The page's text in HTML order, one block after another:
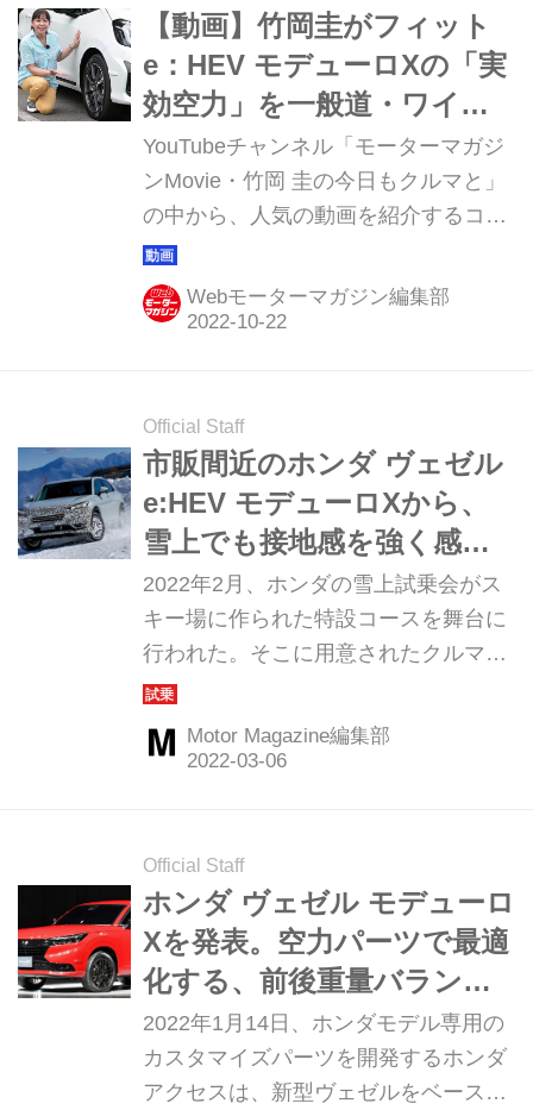
【動画】竹岡圭がフィット
e：HEV モデューロXの「実
効空力」を一般道・ワイン
ディング・高速道路でレポ
ート（2021年9月公開）
YouTubeチャンネル「モーターマガジ
ンMovie・竹岡 圭の今日もクルマと」
の中から、人気の動画を紹介するコー
ナーです。今回は、ホンダ フィットを
ベースにしたコンプリートカー「フィ
ット e：HEV モデューロX」をお届け
Webモーターマガジン編集部
Official Staff
市販間近のホンダ ヴェゼル
e:HEV モデューロXから、
雪上でも接地感を強く感じ
られたワケとは
2022年2月、ホンダの雪上試乗会がス
キー場に作られた特設コースを舞台に
行われた。そこに用意されたクルマた
ちは、ヴェゼルやCR-VといったSUV
だけでなく、コンパクトカーのフィッ
ト、そしてミッドシップのS660モデュ
のは正式発売前の「ヴェゼル e:HEV
モデューロX」だった。（Motor
Magazine 2022年4月号より）
Motor Magazine編集部
Official Staff
ホンダ ヴェゼル モデューロ
Xを発表。空力パーツで最適
化する、前後重量バランス
のこだわり
2022年1月14日、ホンダモデル専用の
カスタマイズパーツを開発するホンダ
アクセスは、新型ヴェゼルをベースに